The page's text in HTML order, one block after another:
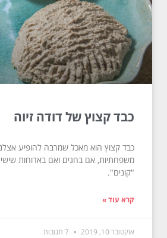
כבד קצוץ של דודה זיוה
כבד קצוץ הוא מאכל שמרבה להופיע
משפחתיות, אם בחגים ואם בארוחות שישי
"קונים".
קרא עוד »
אוקטובר 10, 2019